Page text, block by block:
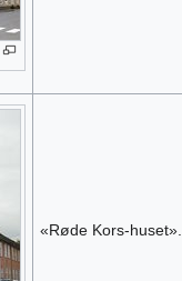
«Røde Kors-huset».